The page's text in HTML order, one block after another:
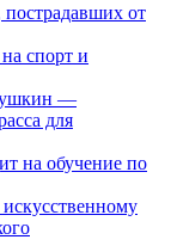
от
спорт и
—
для
на обучение по